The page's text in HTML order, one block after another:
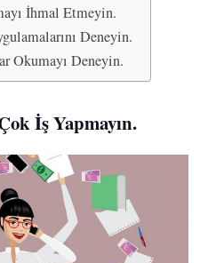
İhmal Etmeyin.
Deneyin.
Okumayı Deneyin.
İş Yapmayın.